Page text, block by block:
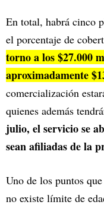
En total, habrá cinco
el porcentaje de
torno a los $27.000
aproximadamente
comercialización
quienes además
julio, el servicio se
sean afiliadas de la
Uno de los puntos
no existe límite de